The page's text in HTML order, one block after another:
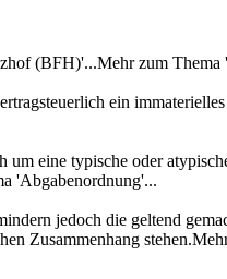
(BFH)'...Mehr zum
ein
eine typische oder
'Abgabenordnung'...
jedoch die geltend
Zusammenhang